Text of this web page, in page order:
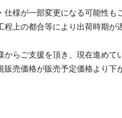
様が一部変更になる可能性も
上の都合等により出荷時期が
らご支援を頂き、現在進めて
売価格が販売予定価格より下